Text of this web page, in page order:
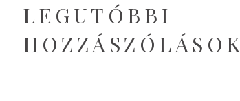
LEGUTÓBBI
HOZZÁSZÓLÁSOK